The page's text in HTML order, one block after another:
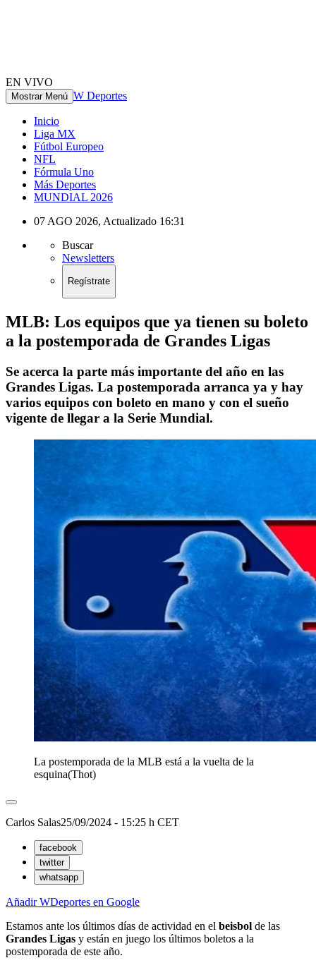
EN VIVO
Mostrar Menú W Deportes
Inicio
Liga MX
Fútbol Europeo
NFL
Fórmula Uno
Más Deportes
MUNDIAL 2026
07 AGO 2026, Actualizado 16:31
Buscar
Newsletters
Regístrate
MLB: Los equipos que ya tienen su boleto
a la postemporada de Grandes Ligas
Se acerca la parte más importante del año en las
Grandes Ligas. La postemporada arranca ya y hay
varios equipos con boleto en mano y con el sueño
vigente de llegar a la Serie Mundial.
La postemporada de la MLB está a la vuelta de la
esquina(Thot)
Carlos Salas25/09/2024 - 15:25 h CET
facebook
twitter
whatsapp
Añadir WDeportes en Google
Estamos ante los últimos días de actividad en el beisbol de las
Grandes Ligas y están en juego los últimos boletos a la
postemporada de este año.